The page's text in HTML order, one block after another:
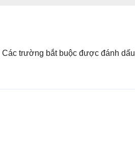
Các trường bắt buộc được đánh dấu